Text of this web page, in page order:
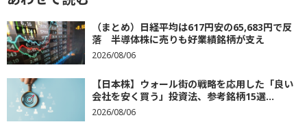
（まとめ）日経平均は617円安の65,683円で反
落 半導体株に売りも好業績銘柄が支え
2026/08/06
【日本株】ウォール街の戦略を応用した「良い
会社を安く買う」投資法、参考銘柄15選...
2026/08/06